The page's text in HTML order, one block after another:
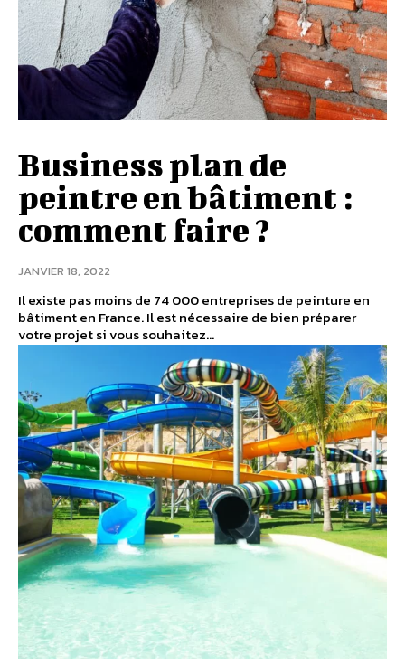
Business plan de
peintre en bâtiment :
comment faire ?
JANVIER 18, 2022
Il existe pas moins de 74 000 entreprises de peinture en
bâtiment en France. Il est nécessaire de bien préparer
votre projet si vous souhaitez...